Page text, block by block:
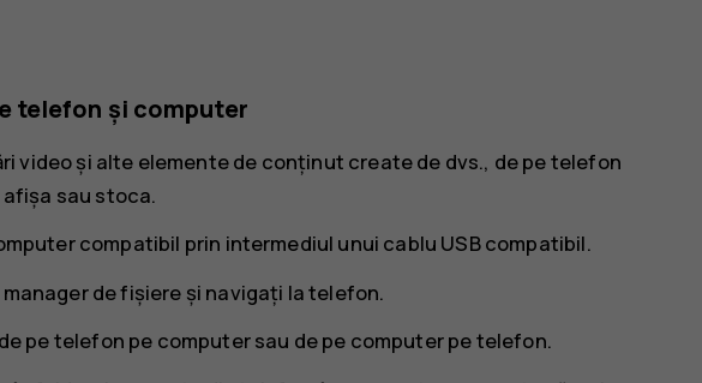
telefon și computer
video și alte elemente de conținut create de dvs., de pe telefon
sau stoca.
compatibil prin intermediul unui cablu USB compatibil.
de fișiere și navigați la telefon.
pe telefon pe computer sau de pe computer pe telefon.